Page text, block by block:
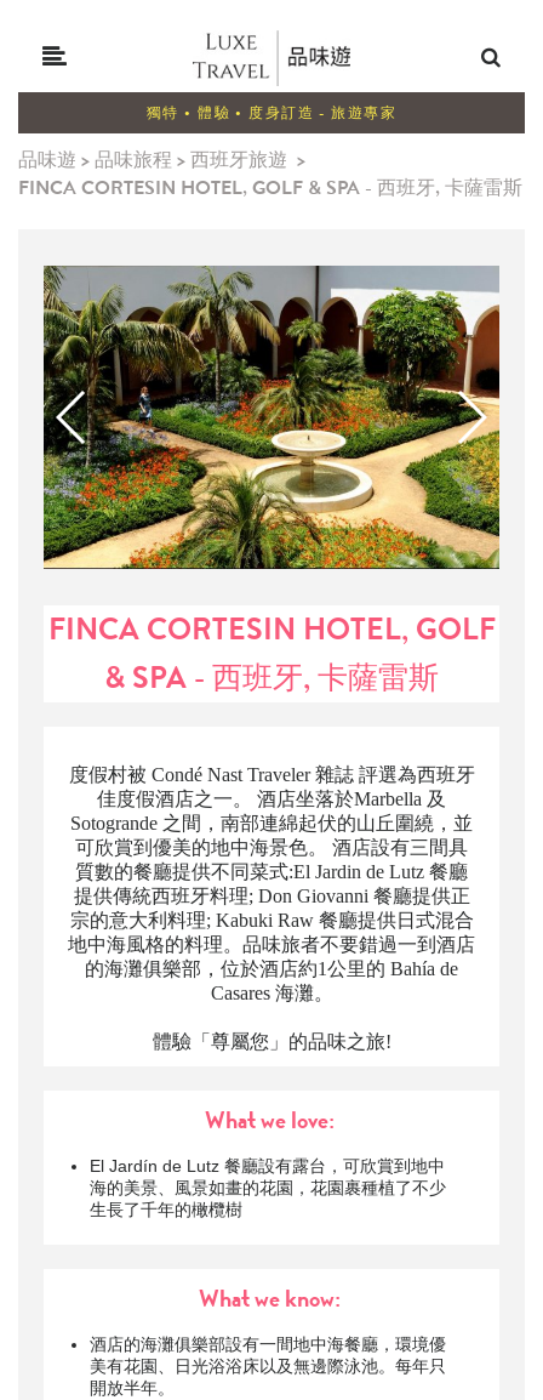
獨特 • 體驗 • 度身訂造 - 旅遊專家
品味遊 > 品味旅程 >西班牙旅遊 >
FINCA CORTESIN HOTEL, GOLF & SPA - 西班牙, 卡薩雷斯
FINCA CORTESIN HOTEL, GOLF
& SPA - 西班牙, 卡薩雷斯
度假村被 Condé Nast Traveler 雜誌 評選為西班牙
佳度假酒店之一。 酒店坐落於Marbella 及
Sotogrande 之間，南部連綿起伏的山丘圍繞，並
可欣賞到優美的地中海景色。 酒店設有三間具
質數的餐廳提供不同菜式:El Jardin de Lutz 餐廳
提供傳統西班牙料理; Don Giovanni 餐廳提供正
宗的意大利料理; Kabuki Raw 餐廳提供日式混合
地中海風格的料理。品味旅者不要錯過一到酒店
的海灘俱樂部，位於酒店約1公里的 Bahía de
Casares 海灘。
體驗「尊屬您」的品味之旅!
What we love:
El Jardín de Lutz 餐廳設有露台，可欣賞到地中
海的美景、風景如畫的花園，花園裹種植了不少
生長了千年的橄欖樹
What we know:
酒店的海灘俱樂部設有一間地中海餐廳，環境優
美有花園、日光浴浴床以及無邊際泳池。每年只
開放半年。